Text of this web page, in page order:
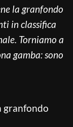
la granfondo
in classifica
Torniamo a
gamba: sono
granfondo